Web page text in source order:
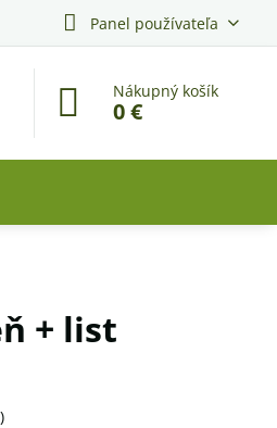
Panel používateľa
Nákupný košík
0 €
+ list